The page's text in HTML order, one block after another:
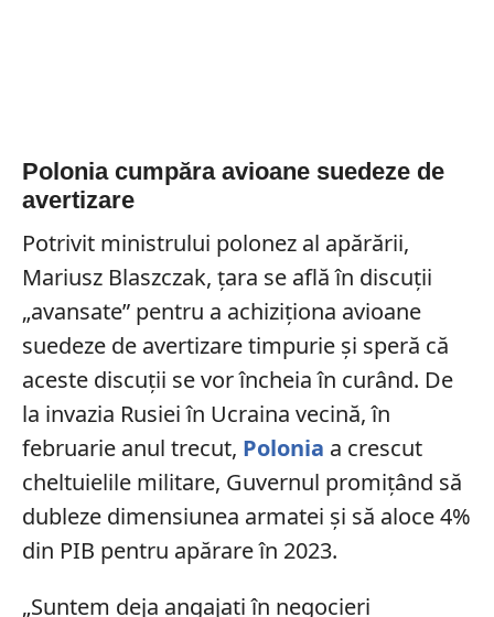
Polonia cumpăra avioane suedeze de
avertizare
Potrivit ministrului polonez al apărării,
Mariusz Blaszczak, țara se află în discuții
„avansate” pentru a achiziționa avioane
suedeze de avertizare timpurie și speră că
aceste discuții se vor încheia în curând. De
la invazia Rusiei în Ucraina vecină, în
februarie anul trecut, Polonia a crescut
cheltuielile militare, Guvernul promițând să
dubleze dimensiunea armatei și să aloce 4%
din PIB pentru apărare în 2023.
„Suntem deja angajați în negocieri